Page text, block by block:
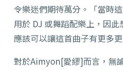
令樂迷們期待萬分。「當時
用於 DJ 或舞蹈配樂上， 因此
應該可以讓這首曲子有更多
對於Aimyon[愛繆]而言，無